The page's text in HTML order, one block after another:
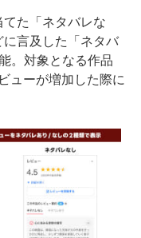
た「ネタバレな
言及した「ネタバ
。対象となる作品
ューが増加した際に